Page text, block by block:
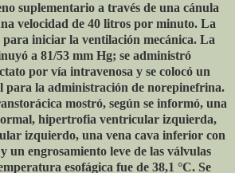
suplementario a través de una cánula
velocidad de 40 litros por minuto. La
iniciar la ventilación mecánica. La
a 81/53 mm Hg; se administró
por vía intravenosa y se colocó un
para la administración de norepinefrina.
mostró, según se informó, una
hipertrofia ventricular izquierda,
izquierdo, una vena cava inferior con
un engrosamiento leve de las válvulas
esofágica fue de 38,1 °C. Se